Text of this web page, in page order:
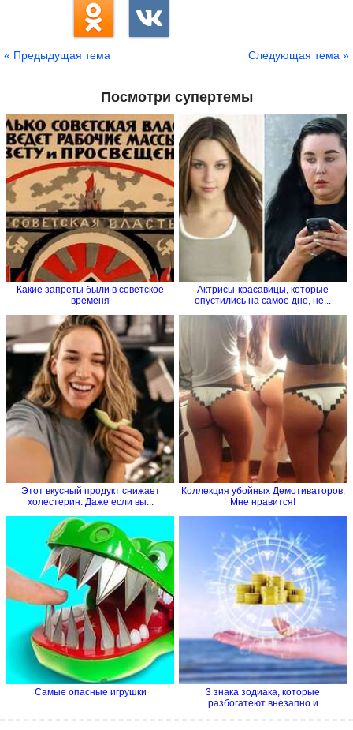
« Предыдущая тема Следующая тема »
Посмотри супертемы
Какие запреты были в советское
временя
Актрисы-красавицы, которые
опустились на самое дно, не...
Этот вкусный продукт снижает
холестерин. Даже если вы...
Коллекция убойных Демотиваторов.
Мне нравится!
Самые опасные игрушки
3 знака зодиака, которые
разбогатеют внезапно и